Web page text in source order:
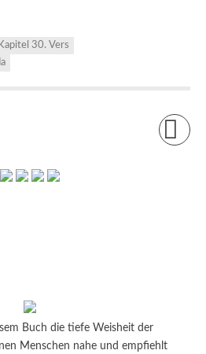
30. Vers
Buch die tiefe Weisheit der
Menschen nahe und empfiehlt